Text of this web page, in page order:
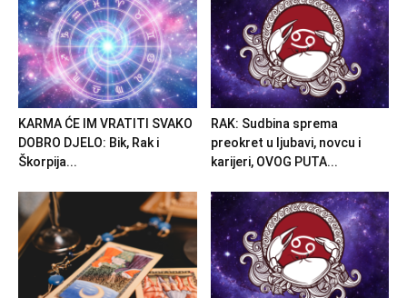
KARMA ĆE IM VRATITI SVAKO
DOBRO DJELO: Bik, Rak i
Škorpija...
RAK: Sudbina sprema
preokret u ljubavi, novcu i
karijeri, OVOG PUTA...